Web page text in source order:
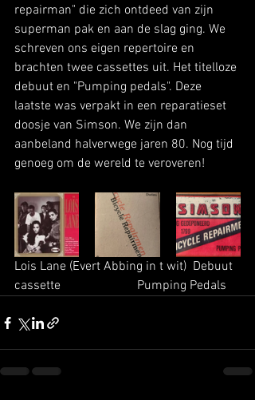
repairman" die zich ontdeed van zijn
superman pak en aan de slag ging. We
schreven ons eigen repertoire en
brachten twee cassettes uit. Het titelloze
debuut en "Pumping pedals". Deze
laatste was verpakt in een reparatieset
doosje van Simson. We zijn dan
aanbeland halverwege jaren 80. Nog tijd
genoeg om de wereld te veroveren!
Lois Lane (Evert Abbing in t wit)  Debuut
cassette                        Pumping Pedals